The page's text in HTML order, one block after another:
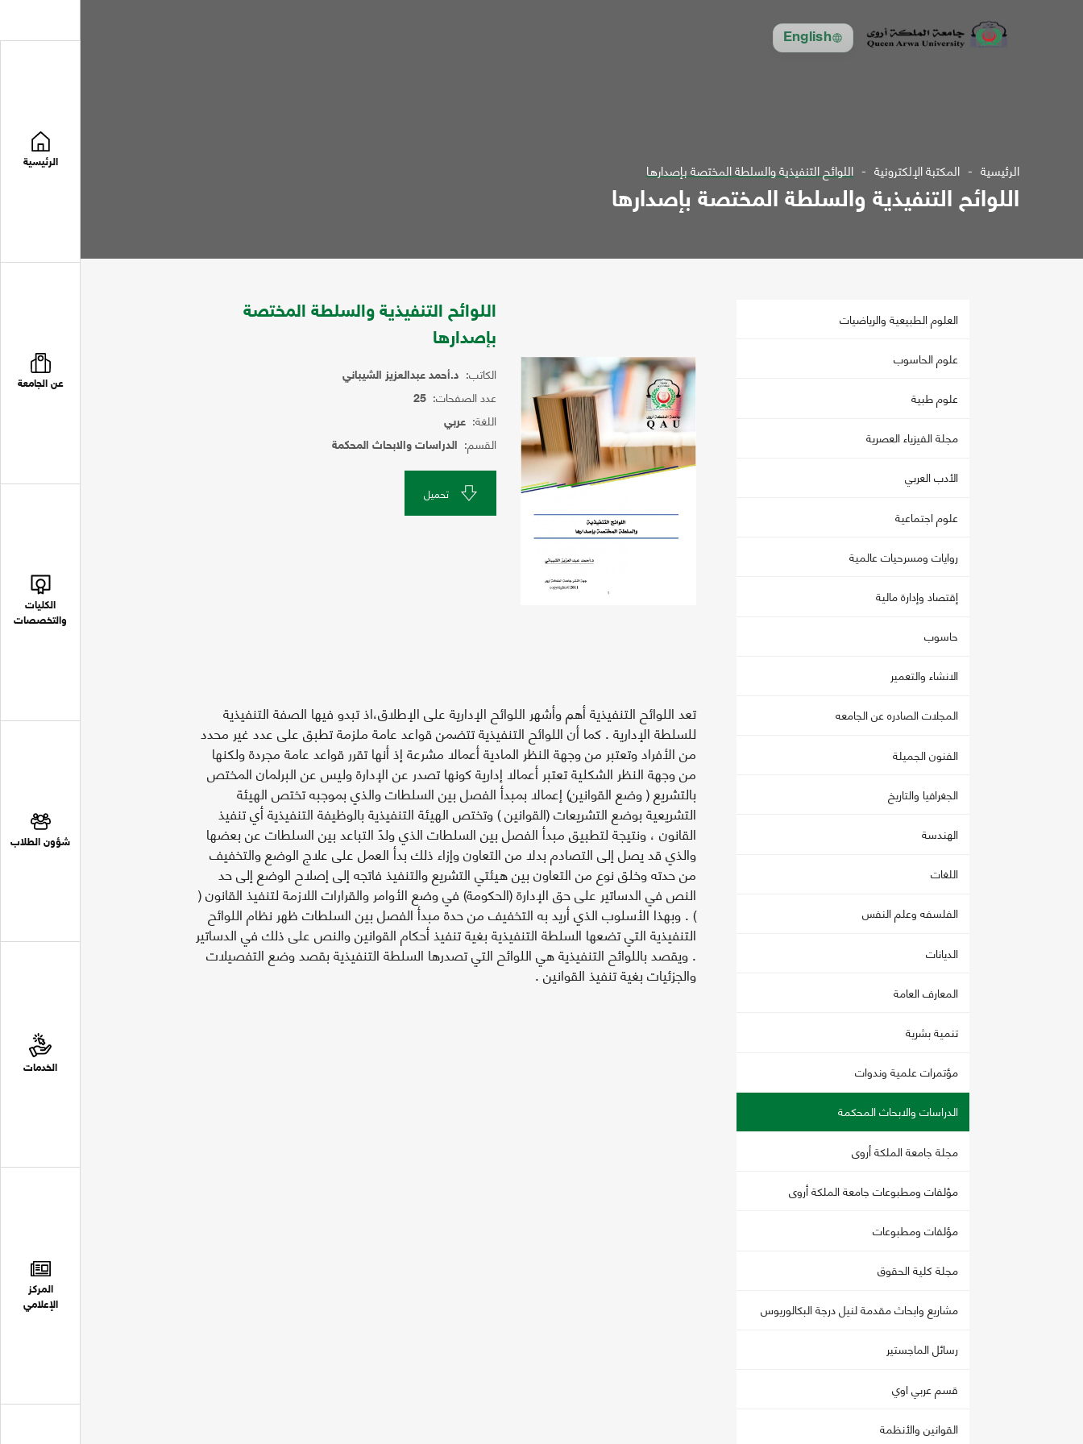
English
الرئيسية
عن الجامعة
الكليات
والتخصصات
شؤون الطلاب
الخدمات
المركز
الإعلامي
الرئيسية المكتبة الإلكترونية اللوائح التنفيذية والسلطة المختصة بإصدارها
اللوائح التنفيذية والسلطة المختصة بإصدارها
العلوم الطبيعية والرياضيات
علوم الحاسوب
علوم طبية
مجلة الفيزياء العصرية
الأدب العربي
علوم اجتماعية
روايات ومسرحيات عالمية
إقتصاد وإدارة مالية
حاسوب
الانشاء والتعمير
المجلات الصادره عن الجامعه
الفنون الجميلة
الجغرافيا والتاريخ
الهندسة
اللغات
الفلسفه وعلم النفس
الديانات
المعارف العامة
تنمية بشرية
مؤتمرات علمية وندوات
الدراسات والابحاث المحكمة
مجلة جامعة الملكة أروى
مؤلفات ومطبوعات جامعة الملكة أروى
مؤلفات ومطبوعات
مجلة كلية الحقوق
مشاريع وابحاث مقدمة لنيل درجة البكالوريوس
رسائل الماجستير
قسم عربي اوي
القوانين والأنظمة
اللوائح التنفيذية والسلطة المختصة
بإصدارها
الكاتب: د.أحمد عبدالعزيز الشيباني
عدد الصفحات: 25
اللغة: عربي
القسم: الدراسات والابحاث المحكمة
تحميل
تعد اللوائح التنفيذية أهم وأشهر اللوائح الإدارية على الإطلاق،اذ تبدو فيها الصفة التنفيذية
للسلطة الإدارية . كما أن اللوائح التنفيذية تتضمن قواعد عامة ملزمة تطبق على عدد غير محدد
من الأفراد وتعتبر من وجهة النظر المادية أعمالا مشرعة إذ أنها تقرر قواعد عامة مجردة ولكنها
من وجهة النظر الشكلية تعتبر أعمالا إدارية كونها تصدر عن الإدارة وليس عن البرلمان المختص
بالتشريع ( وضع القوانين) إعمالا بمبدأ الفصل بين السلطات والذي بموجبه تختص الهيئة
التشريعية بوضع التشريعات (القوانين ) وتختص الهيئة التنفيذية بالوظيفة التنفيذية أي تنفيذ
القانون ، ونتيجة لتطبيق مبدأ الفصل بين السلطات الذي ولدً التباعد بين السلطات عن بعضها
والذي قد يصل إلى التصادم بدلا من التعاون وإزاء ذلك بدأ العمل على علاج الوضع والتخفيف
من حدته وخلق نوع من التعاون بين هيئتي التشريع والتنفيذ فاتجه إلى إصلاح الوضع إلى حد
النص في الدساتير على حق الإدارة (الحكومة) في وضع الأوامر والقرارات اللازمة لتنفيذ القانون (
) . وبهذا الأسلوب الذي أريد به التخفيف من حدة مبدأ الفصل بين السلطات ظهر نظام اللوائح
التنفيذية التي تضعها السلطة التنفيذية بغية تنفيذ أحكام القوانين والنص على ذلك في الدساتير
. ويقصد باللوائح التنفيذية هي اللوائح التي تصدرها السلطة التنفيذية بقصد وضع التفصيلات
والجزئيات بغية تنفيذ القوانين .